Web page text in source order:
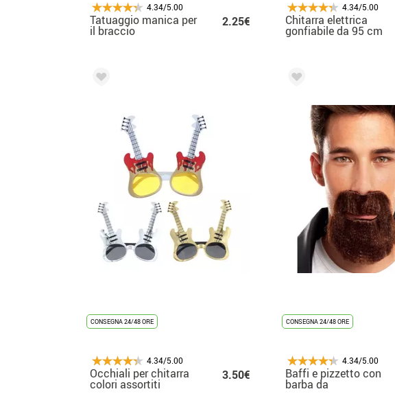
4.34/5.00
Tatuaggio manica per
il braccio
2.25€
4.34/5.00
Chitarra elettrica
gonfiabile da 95 cm
CONSEGNA 24/48 ORE
4.34/5.00
Occhiali per chitarra
colori assortiti
3.50€
CONSEGNA 24/48 ORE
4.34/5.00
Baffi e pizzetto con
barba da